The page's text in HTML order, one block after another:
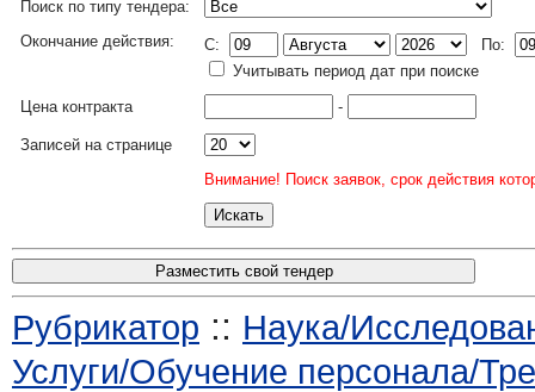
Поиск по типу тендера:
Окончание действия:
C:
По:
Учитывать период дат при поиске
Цена контракта
-
Записей на странице
Внимание! Поиск заявок, срок действия
Разместить свой тендер
Рубрикатор :: Наука/
Услуги/Обучение персонала/